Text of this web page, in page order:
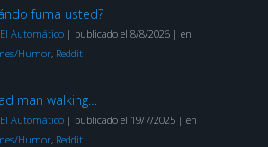
fuma usted?
El Automático| publicado el 8/8/2026| en
Humor, Reddit
man walking…
El Automático| publicado el 19/7/2025| en
Humor, Reddit